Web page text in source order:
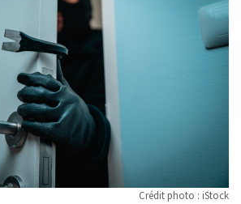
Crédit photo : iStock